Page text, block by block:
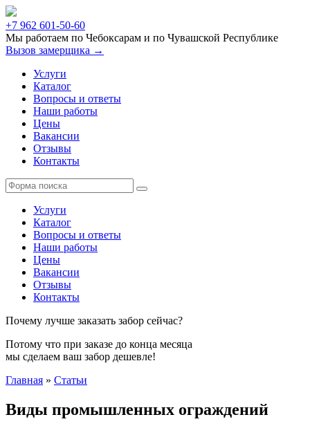
+7 962 601-50-60
Мы работаем по Чебоксарам и по Чувашской Республике
Вызов замерщика →
Услуги
Каталог
Вопросы и ответы
Наши работы
Цены
Вакансии
Отзывы
Контакты
Услуги
Каталог
Вопросы и ответы
Наши работы
Цены
Вакансии
Отзывы
Контакты
Почему лучше заказать забор сейчас?
Потому что при заказе до конца месяца
мы сделаем ваш забор дешевле!
Главная » Статьи
Виды промышленных ограждений